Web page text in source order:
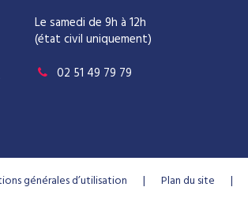
Le samedi de 9h à 12h
(état civil uniquement)
02 51 49 79 79
générales d’utilisation Plan du site